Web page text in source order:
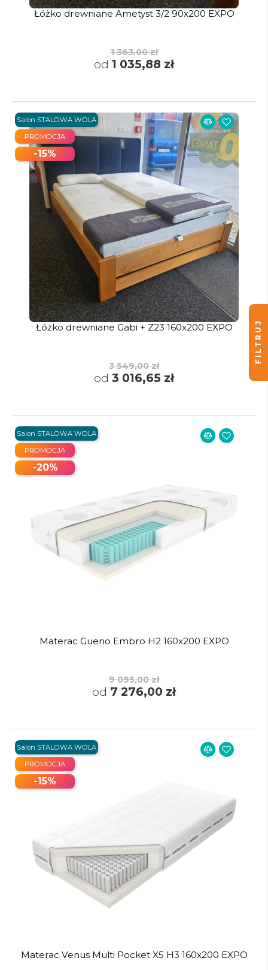
Łóżko drewniane Ametyst 3/2 90x200 EXPO
1 363,00 zł
od 1 035,88 zł
Łóżko drewniane Gabi + Z23 160x200 EXPO
3 549,00 zł
od 3 016,65 zł
PROMOCJA
-15%
Salon STALOWA WOLA
Materac Gueno Embro H2 160x200 EXPO
9 095,00 zł
od 7 276,00 zł
PROMOCJA
-20%
Salon STALOWA WOLA
Materac Venus Multi Pocket X5 H3 160x200 EXPO
PROMOCJA
-15%
Salon STALOWA WOLA
FILTRUJ